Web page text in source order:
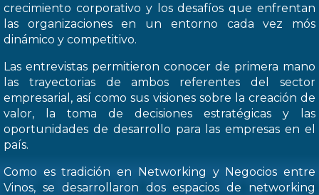
crecimiento corporativo y los desafíos que enfrentan
las organizaciones en un entorno cada vez mós
dinámico y competitivo.
Las entrevistas permitieron conocer de primera mano
las trayectorias de ambos referentes del sector
empresarial, así como sus visiones sobre la creación de
valor, la toma de decisiones estratégicas y las
oportunidades de desarrollo para las empresas en el
país.
Como es tradición en Networking y Negocios entre
Vinos, se desarrollaron dos espacios de networking